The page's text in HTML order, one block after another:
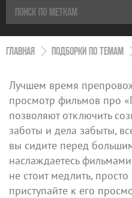
ГЛАВНАЯ ПОДБОРКИ ПО ТЕМАМ
Лучшем время
просмотр фильмов про
позволяют отключить
заботы и дела забыты,
вы сидите перед
наслаждаетесь
не стоит медлить,
приступайте к его